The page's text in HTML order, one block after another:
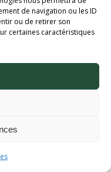
de navigation ou les ID
ou de retirer son
certaines caractéristiques